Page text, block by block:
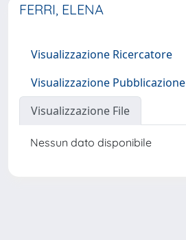
FERRI, ELENA
Visualizzazione Ricercatore
Visualizzazione Pubblicazione
Visualizzazione File
Nessun dato disponibile